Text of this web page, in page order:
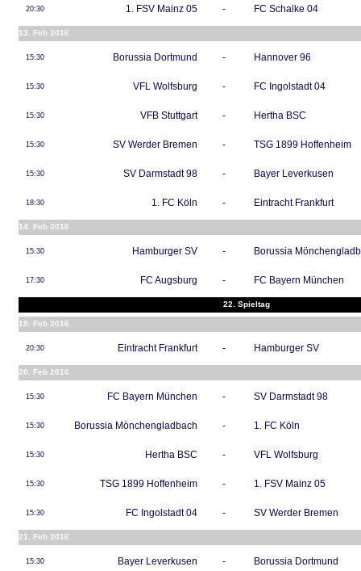
20:30 1. FSV Mainz 05 - FC Schalke 04
13. Feb 2016
15:30 Borussia Dortmund - Hannover 96
15:30 VFL Wolfsburg - FC Ingolstadt 04
15:30 VFB Stuttgart - Hertha BSC
15:30 SV Werder Bremen - TSG 1899 Hoffenheim
15:30 SV Darmstadt 98 - Bayer Leverkusen
18:30 1. FC Köln - Eintracht Frankfurt
14. Feb 2016
15:30 Hamburger SV - Borussia
17:30 FC Augsburg - FC Bayern München
22. Spieltag
19. Feb 2016
20:30 Eintracht Frankfurt - Hamburger SV
20. Feb 2016
15:30 FC Bayern München - SV Darmstadt 98
15:30 Borussia Mönchengladbach - 1. FC Köln
15:30 Hertha BSC - VFL Wolfsburg
15:30 TSG 1899 Hoffenheim - 1. FSV Mainz 05
15:30 FC Ingolstadt 04 - SV Werder Bremen
21. Feb 2016
15:30 Bayer Leverkusen - Borussia Dortmund